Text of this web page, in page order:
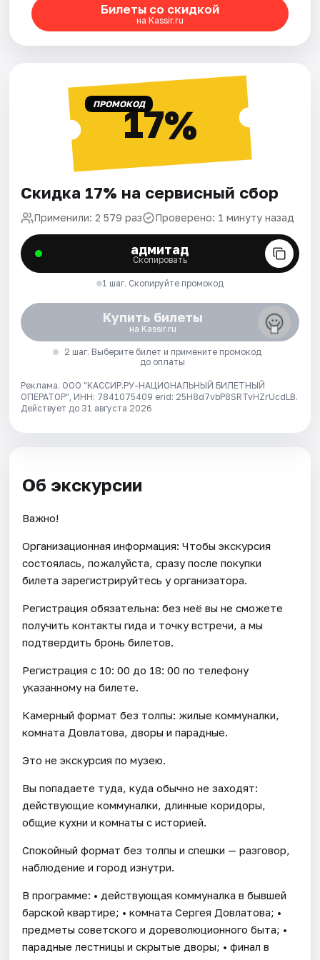
Билеты со скидкой
на Kassir.ru
ПРОМОКОД17%
Скидка 17% на сервисный сбор
Применили: 2 579 раз Проверено: 1 минуту назад
адмитад
Скопировать
1 шаг. Скопируйте промокод
Купить билеты
на Kassir.ru
2 шаг. Выберите билет и примените промокод
до оплаты
Реклама. ООО "КАССИР.РУ-НАЦИОНАЛЬНЫЙ БИЛЕТНЫЙ
ОПЕРАТОР", ИНН: 7841075409 erid: 25H8d7vbP8SRTvHZrUcdLB.
Действует до 31 августа 2026
Об экскурсии
Важно!
Организационная информация: Чтобы экскурсия
состоялась, пожалуйста, сразу после покупки
билета зарегистрируйтесь у организатора.
Регистрация обязательна: без неё вы не сможете
получить контакты гида и точку встречи, а мы
подтвердить бронь билетов.
Регистрация с 10: 00 до 18: 00 по телефону
указанному на билете.
Камерный формат без толпы: жилые коммуналки,
комната Довлатова, дворы и парадные.
Это не экскурсия по музею.
Вы попадаете туда, куда обычно не заходят:
действующие коммуналки, длинные коридоры,
общие кухни и комнаты с историей.
Спокойный формат без толпы и спешки — разговор,
наблюдение и город изнутри.
В программе: • действующая коммуналка в бывшей
барской квартире; • комната Сергея Довлатова; •
предметы советского и дореволюционного быта; •
парадные лестницы и скрытые дворы; • финал в